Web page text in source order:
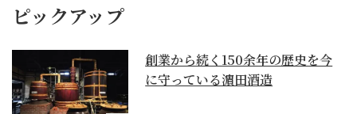
ピックアップ
創業から続く150余年の歴史を今
に守っている濵田酒造